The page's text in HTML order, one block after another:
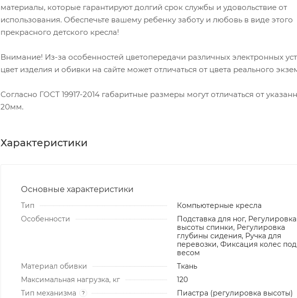
материалы, которые гарантируют долгий срок службы и удовольствие от
использования. Обеспечьте вашему ребенку заботу и любовь в виде этого
прекрасного детского кресла!
Внимание! Из-за особенностей цветопередачи различных электронных
цвет изделия и обивки на сайте может отличаться от цвета реального
Согласно ГОСТ 19917-2014 габаритные размеры могут отличаться от
20мм.
Характеристики
Основные характеристики
Тип
Компьютерные кресла
Особенности
Подставка для ног, Регулировка
высоты спинки, Регулировка
глубины сидения, Ручка для
перевозки, Фиксация колес под
весом
Материал обивки
Ткань
Максимальная нагрузка, кг
120
Тип механизма
?
Пиастра (регулировка высоты)